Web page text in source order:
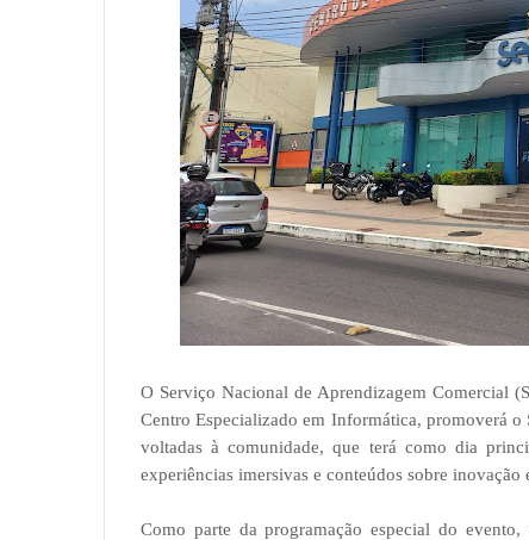
O Serviço Nacional de Aprendizagem Comercial
Centro Especializado em Informática, promoverá
voltadas à comunidade, que terá como dia
experiências imersivas e conteúdos sobre inovação
Como parte da programação especial do